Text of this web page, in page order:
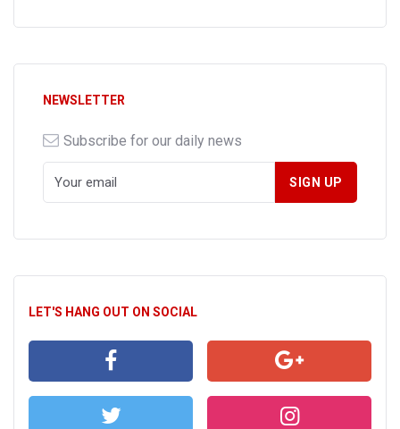
NEWSLETTER
Subscribe for our daily news
LET'S HANG OUT ON SOCIAL